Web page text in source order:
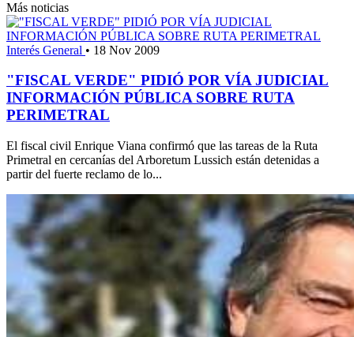
Más noticias
Interés General • 18 Nov 2009
"FISCAL VERDE" PIDIÓ POR VÍA JUDICIAL
INFORMACIÓN PÚBLICA SOBRE RUTA
PERIMETRAL
El fiscal civil Enrique Viana confirmó que las tareas de la Ruta
Primetral en cercanías del Arboretum Lussich están detenidas a
partir del fuerte reclamo de lo...